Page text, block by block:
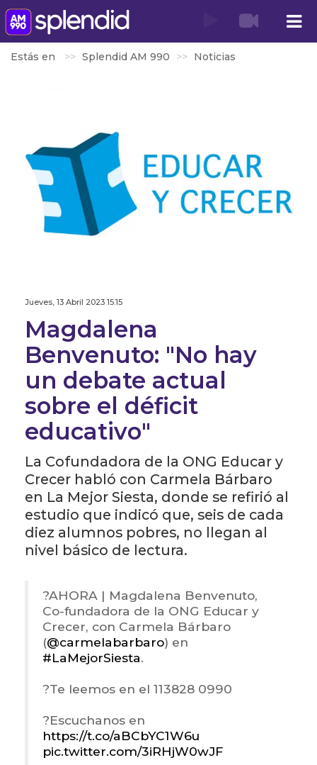
Estás en Splendid AM 990 Noticias
Jueves, 13 Abril 2023 15:15
Magdalena
Benvenuto: "No hay
un debate actual
sobre el déficit
educativo"
La Cofundadora de la ONG Educar y
Crecer habló con Carmela Bárbaro
en La Mejor Siesta, donde se refirió al
estudio que indicó que, seis de cada
diez alumnos pobres, no llegan al
nivel básico de lectura.
?️AHORA | Magdalena Benvenuto,
Co-fundadora de la ONG Educar y
Crecer, con Carmela Bárbaro
(@carmelabarbaro) en
#LaMejorSiesta.
?Te leemos en el 113828 0990
?Escuchanos en
https://t.co/aBCbYC1W6u
pic.twitter.com/3iRHjW0wJF